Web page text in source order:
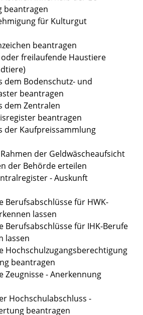
beantragen
für Kulturgut
beantragen
freilaufende Haustiere
dem Bodenschutz- und
beantragen
dem Zentralen
beantragen
der Kaufpreissammlung
der Geldwäscheaufsicht
der Behörde erteilen
- Auskunft
Berufsabschlüsse für HWK-
lassen
Berufsabschlüsse für IHK-Berufe
lassen
Hochschulzugangsberechtigung
beantragen
Zeugnisse - Anerkennung
Hochschulabschluss -
beantragen